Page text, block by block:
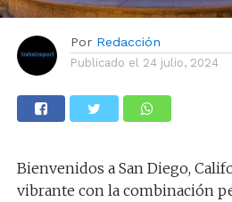
Por Redacción
Publicado el 24 julio, 2024
Bienvenidos a San Diego,
vibrante con la combinación